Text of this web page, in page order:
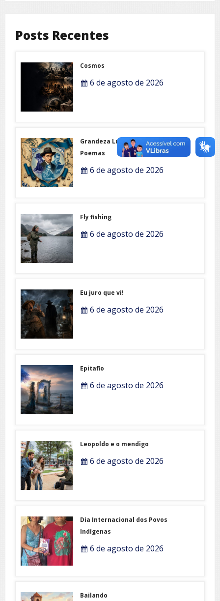
Posts Recentes
Cosmos
6 de agosto de 2026
Grandeza Lusófona e Expo-
Poemas
6 de agosto de 2026
Fly fishing
6 de agosto de 2026
Eu juro que vi!
6 de agosto de 2026
Epitafio
6 de agosto de 2026
Leopoldo e o mendigo
6 de agosto de 2026
Dia Internacional dos Povos
Indígenas
6 de agosto de 2026
Bailando